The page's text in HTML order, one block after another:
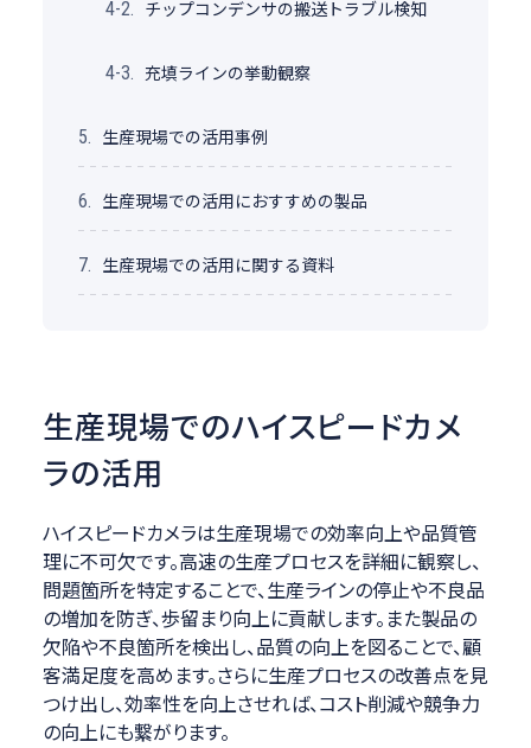
4-2. チップコンデンサの搬送トラブル検知
4-3. 充填ラインの挙動観察
5. 生産現場での活用事例
6. 生産現場での活用におすすめの製品
7. 生産現場での活用に関する資料
生産現場でのハイスピードカメ
ラの活用
ハイスピードカメラは生産現場での効率向上や品質管
理に不可欠です。高速の生産プロセスを詳細に観察し、
問題箇所を特定することで、生産ラインの停止や不良品
の増加を防ぎ、歩留まり向上に貢献します。また製品の
欠陥や不良箇所を検出し、品質の向上を図ることで、顧
客満足度を高めます。さらに生産プロセスの改善点を見
つけ出し、効率性を向上させれば、コスト削減や競争力
の向上にも繋がります。